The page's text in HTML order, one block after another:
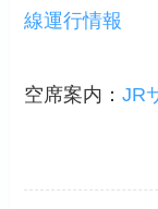
線運行情報
空席案内：JR